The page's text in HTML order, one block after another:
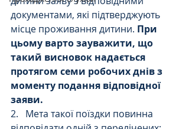
документами, які підтверджують
місце проживання дитини. При
цьому варто зауважити, що
такий висновок надається
протягом семи робочих днів з
моменту подання відповідної
заяви.
2.   Мета такої поїздки повинна